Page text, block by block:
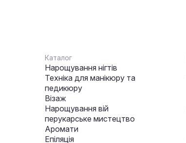
Каталог
Нарощування нігтів
Техніка для манікюру та
педикюру
Візаж
Нарощування вій
перукарське мистецтво
Аромати
Епіляція